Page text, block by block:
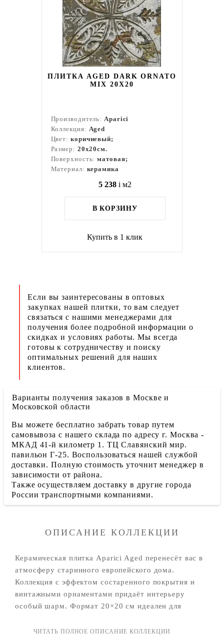
ПЛИТКА AGED DARK ORNATO
MIX 20Х20
Производитель:Aparici
Коллекция: Aged
Цвет: коричневый;
Размер: 20x20см.
Поверхность:матовая;
Материал: керамика
5 238 i м2
В КОРЗИНУ
Купить в 1 клик
Если вы заинтересованы в оптовых
закупках нашей плитки, то вам следует
связаться с нашими менеджерами для
получения более подробной информации о
скидках и условиях работы. Мы всегда
готовы к сотрудничеству и поиску
оптимальных решений для наших
клиентов.
Варианты получения заказов в Москве и
Московской области
Вы можете бесплатно забрать товар путем
самовывоза с нашего склада по адресу г. Москва -
МКАД 41-й километр 1. ТЦ Славянский мир.
павильон Г-25. Воспользоваться нашей службой
доставки. Полную стоимость уточнит менеджер в
зависимости от района.
Также осуществляем доставку в другие города
России транспортными компаниями.
ОПИСАНИЕ КОЛЛЕКЦИИ
Керамическая плитка Aparici Aged перенесёт вас в
атмосферу старинного европейского дома.
Коллекция с эффектом состаренного покрытия и
винтажными орнаментами придаёт интерьеру
особый шарм. Формат 20×20 см идеален для
и гостиных.